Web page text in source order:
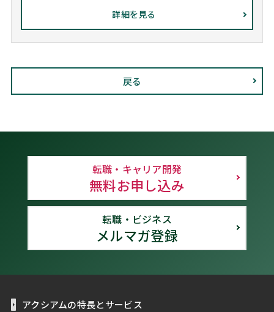
詳細を見る
戻る
転職・キャリア開発
無料お申し込み
転職・ビジネス
メルマガ登録
アクシアムの特長とサービス